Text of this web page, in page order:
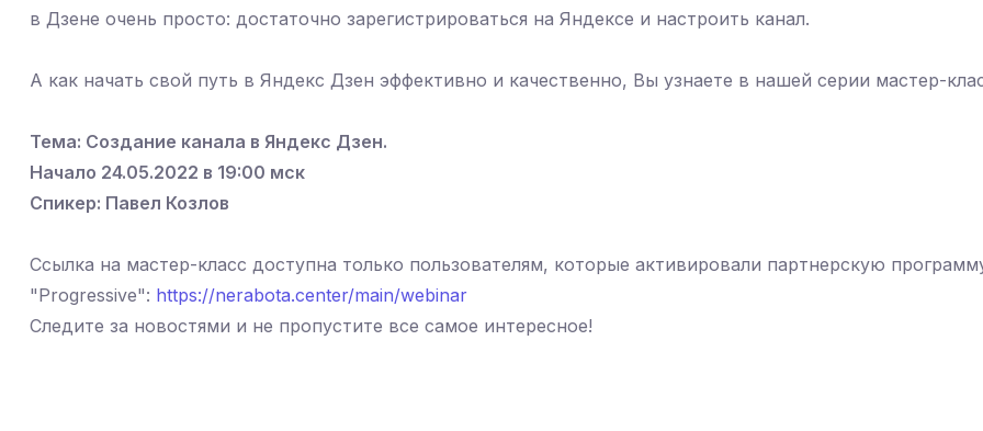
в Дзене очень просто: достаточно зарегистрироваться на Яндексе и настроить канал.
А как начать свой путь в Яндекс Дзен эффективно и качественно, Вы узнаете в нашей серии мастер-
Тема: Создание канала в Яндекс Дзен.
Начало 24.05.2022 в 19:00 мск
Спикер: Павел Козлов
Ссылка на мастер-класс доступна только пользователям, которые активировали партнерскую
"Progressive": https://nerabota.center/main/webinar
Следите за новостями и не пропустите все самое интересное!